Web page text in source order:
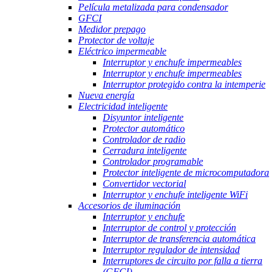
Película metalizada para condensador
GFCI
Medidor prepago
Protector de voltaje
Eléctrico impermeable
Interruptor y enchufe impermeables
Interruptor y enchufe impermeables
Interruptor protegido contra la intemperie
Nueva energía
Electricidad inteligente
Disyuntor inteligente
Protector automático
Controlador de radio
Cerradura inteligente
Controlador programable
Protector inteligente de microcomputadora
Convertidor vectorial
Interruptor y enchufe inteligente WiFi
Accesorios de iluminación
Interruptor y enchufe
Interruptor de control y protección
Interruptor de transferencia automática
Interruptor regulador de intensidad
Interruptores de circuito por falla a tierra